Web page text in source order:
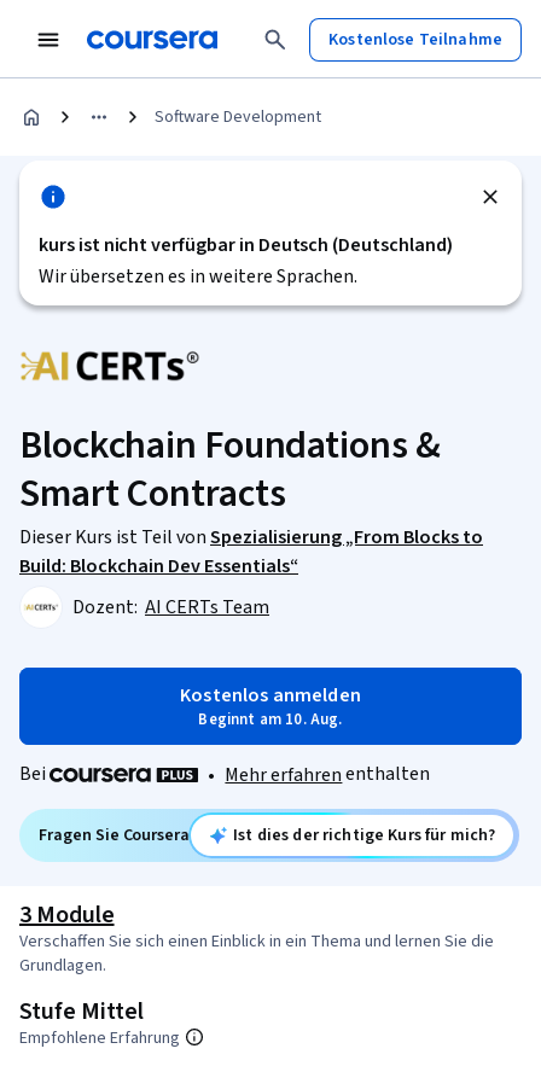
Kostenlose Teilnahme
Software Development
kurs ist nicht verfügbar in Deutsch (Deutschland)
Wir übersetzen es in weitere Sprachen.
Blockchain Foundations &
Smart Contracts
Dieser Kurs ist Teil vonSpezialisierung „From Blocks to
Build: Blockchain Dev Essentials“
Dozent: AI CERTs Team
Kostenlos anmelden
Beginnt am 10. Aug.
Bei • Mehr erfahrenenthalten
Fragen Sie Coursera Ist dies der richtige Kurs für mich?
3 Module
Verschaffen Sie sich einen Einblick in ein Thema und lernen Sie die
Grundlagen.
Stufe Mittel
Empfohlene Erfahrung